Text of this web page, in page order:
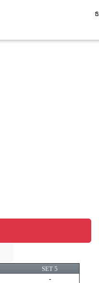
SET 5
-